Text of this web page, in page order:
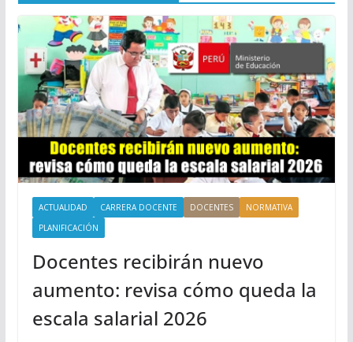
ACTUALIDAD CARRERA DOCENTE DOCENTES
NORMATIVA
PLANIFICACIÓN
Docentes recibirán nuevo
aumento: revisa cómo queda la
escala salarial 2026